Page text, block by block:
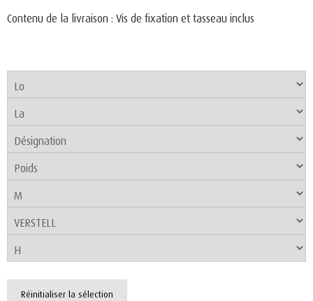
Contenu de la livraison : Vis de fixation et tasseau inclus
Réinitialiser la sélection